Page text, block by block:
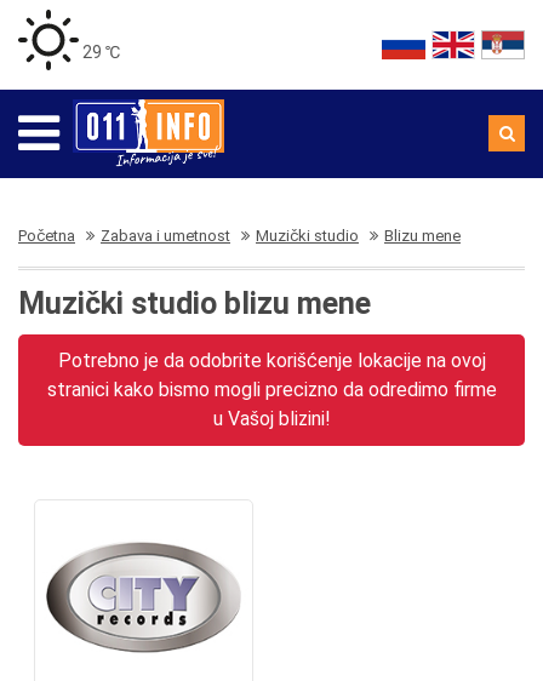
29 ℃
Početna Zabava i umetnost Muzički studio Blizu mene
Muzički studio blizu mene
Potrebno je da odobrite korišćenje lokacije na ovoj
stranici kako bismo mogli precizno da odredimo firme
u Vašoj blizini!